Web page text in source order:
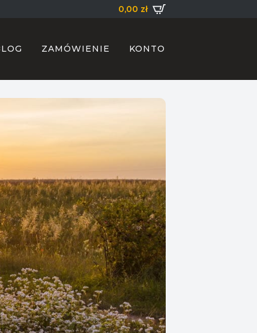
0,00 zł
ZAMÓWIENIE KONTO